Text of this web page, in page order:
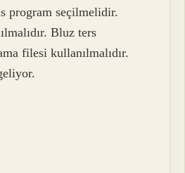
program seçilmelidir.
Bluz ters
filesi kullanılmalıdır.